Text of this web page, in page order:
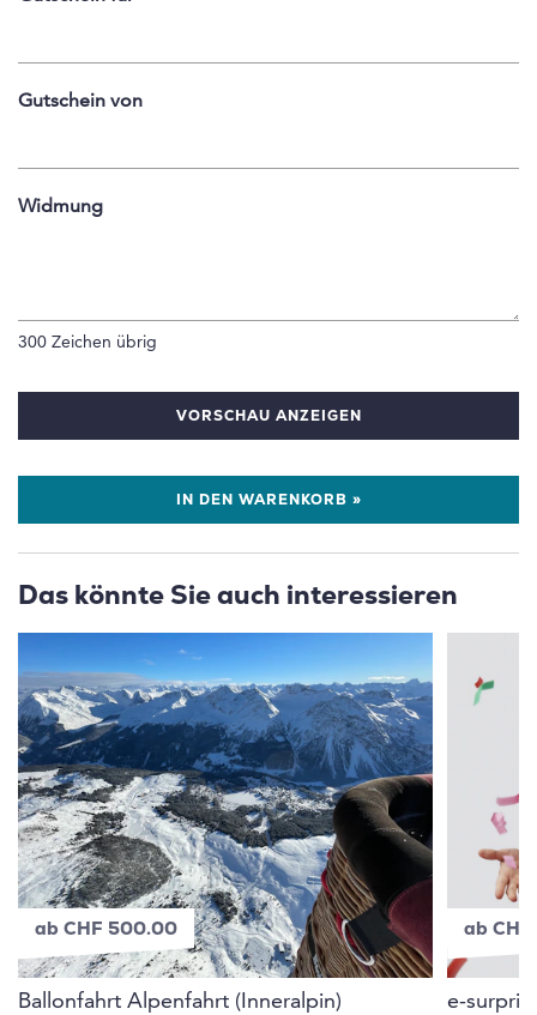
Gutschein von
Widmung
300 Zeichen übrig
VORSCHAU ANZEIGEN
IN DEN WARENKORB »
Das könnte Sie auch interessieren
ab CHF 500.00
Ballonfahrt Alpenfahrt (Inneralpin)
ab
e-